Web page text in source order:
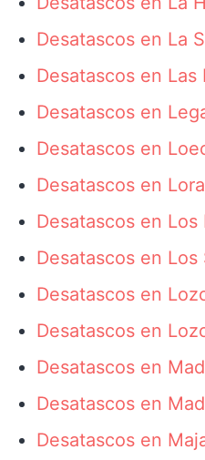
Desatascos en La
Desatascos en Las
Desatascos en
Desatascos en
Desatascos en
Desatascos en Los
Desatascos en
Desatascos en
Desatascos en
Desatascos en
Desatascos en
Desatascos en